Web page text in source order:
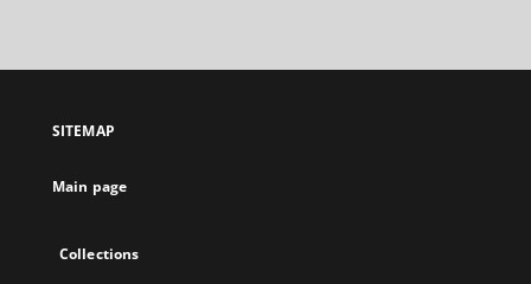
open
new
open
new
open
new
open
SITEMAP
Main page
Collections